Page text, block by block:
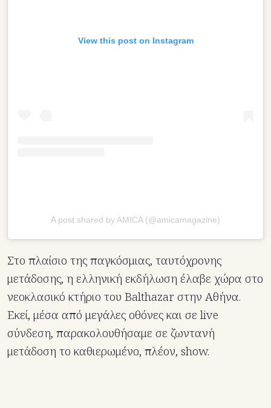
View this post on Instagram
A post shared by AMICA (@amicamagazine)
Στο πλαίσιο της παγκόσμιας, ταυτόχρονης
μετάδοσης, η ελληνική εκδήλωση έλαβε χώρα στο
νεοκλασικό κτήριο του Balthazar στην Αθήνα.
Εκεί, μέσα από μεγάλες οθόνες και σε live
σύνδεση, παρακολουθήσαμε σε ζωντανή
μετάδοση το καθιερωμένο, πλέον, show.